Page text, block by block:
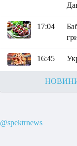
17:04
16:45
@spektrnews